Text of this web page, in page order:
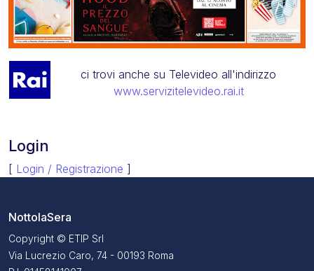
ci trovi anche su Televideo all'indirizzo
www.servizitelevideo.rai.it
Login
[ Login / Registrazione ]
NottolaSera
Copyright © ETIP Srl
Via Lucrezio Caro, 74 - 00193 Roma